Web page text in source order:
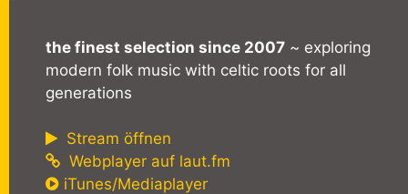
the finest selection since 2007 ~ exploring
modern folk music with celtic roots for all
generations
Stream öffnen
Webplayer auf laut.fm
iTunes/Mediaplayer